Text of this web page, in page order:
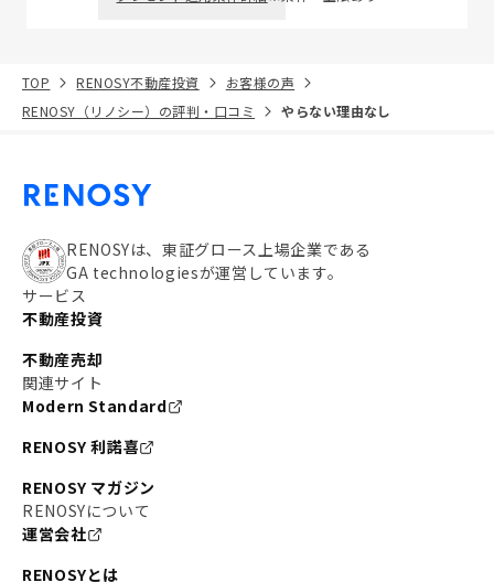
TOP RENOSY不動産投資
お客様の声
RENOSY（リノシー）の評判・口コミ
やらない理由なし
RENOSYは、東証グロース上場企業である
GA technologiesが運営しています。
サービス
不動産投資
不動産売却
関連サイト
Modern Standard
RENOSY 利諾喜
RENOSY マガジン
RENOSYについて
運営会社
RENOSYとは